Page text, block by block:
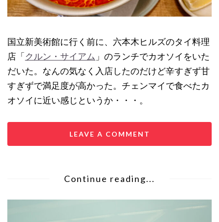
国立新美術館に行く前に、六本木ヒルズのタイ料理
店「クルン・サイアム 」のランチでカオソイをいた
だいた。なんの気なく入店したのだけど辛すぎず甘
すぎずで満足度が高かった。チェンマイで食べたカ
オソイに近い感じというか・・・。
LEAVE A COMMENT
Continue reading...